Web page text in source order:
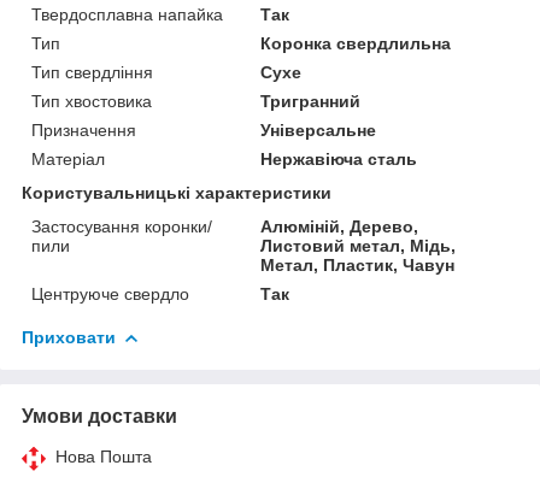
Твердосплавна напайка
Так
Тип
Коронка свердлильна
Тип свердління
Сухе
Тип хвостовика
Тригранний
Призначення
Універсальне
Матеріал
Нержавіюча сталь
Користувальницькі характеристики
Застосування коронки/
пили
Алюміній, Дерево,
Листовий метал, Мідь,
Метал, Пластик, Чавун
Центруюче свердло
Так
Приховати
Умови доставки
Нова Пошта